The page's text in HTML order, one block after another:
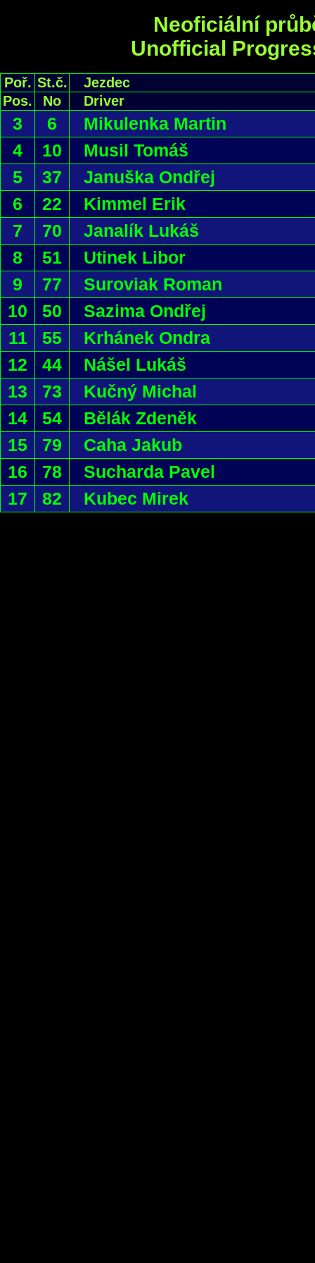
Neoficiální
Unofficial
Poř. St.č.
Jezdec
Pos.
No Driver
3 6
Mikulenka Martin
4
10
Musil Tomáš
5
37
Januška Ondřej
6
22
Kimmel Erik
7
70
Janalík Lukáš
8
51
Utinek Libor
9
77
Suroviak Roman
10
50
Sazima Ondřej
11
55
Krhánek Ondra
12
44
Nášel Lukáš
13
73
Kučný Michal
14
54
Bělák Zdeněk
15
79
Caha Jakub
16
78
Sucharda Pavel
17
82 Kubec Mirek